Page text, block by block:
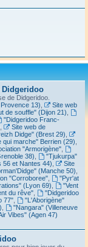
Didgeridoo
de Didgeridoo.
13)
Site web
de souffle" (Dijon 21)
"Didgeridoo Franc-
Site web de
Didge" (Brest 29)
qui marche" Berrien (29)
"Armorigène",
38)
"Tjukurpa"
56 et Nantes 44)
Site
(Manche 50)
"Corroboree",
"Pyr'at
(Lyon 69)
"Vent
du rêve",
"Didgeridoo
77",
"L'Aborigène"
"Nangara" (Villeneuve
Vibes" (Agen 47)